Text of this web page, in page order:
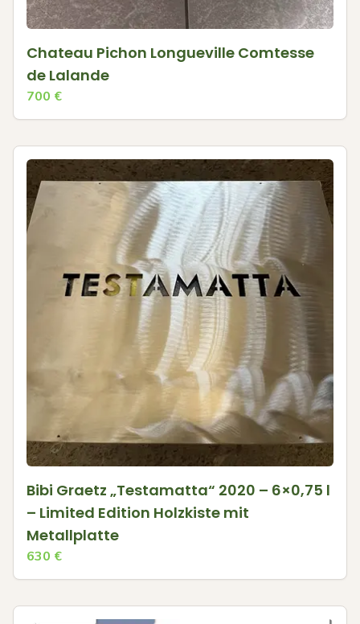
Chateau Pichon Longueville Comtesse
de Lalande
700 €
Bibi Graetz „Testamatta“ 2020 – 6×0,75 l
– Limited Edition Holzkiste mit
Metallplatte
630 €